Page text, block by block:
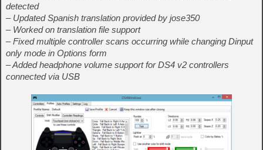
detected
– Updated Spanish translation provided by jose350
– Worked on translation file support
– Fixed multiple controller scans occurring while changing Dinput
only mode in Options form
– Added headphone volume support for DS4 v2 controllers
connected via USB